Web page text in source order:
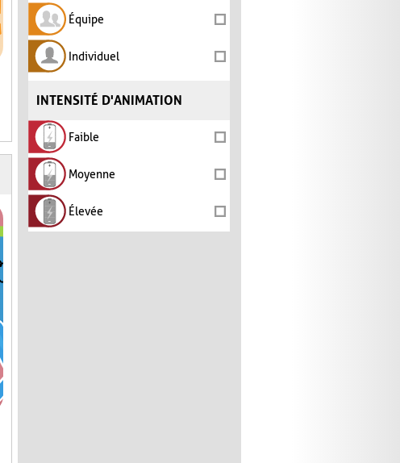
Équipe
Individuel
INTENSITÉ D'ANIMATION
Faible
Moyenne
Élevée